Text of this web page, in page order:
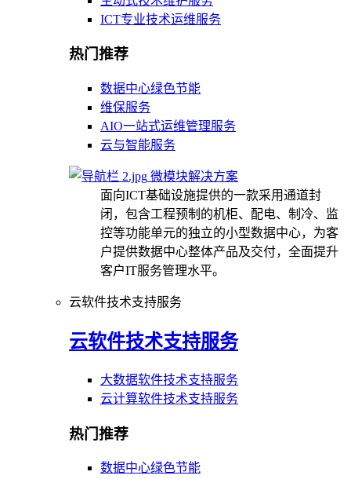
ICT专业技术运维服务
热门推荐
数据中心绿色节能
维保服务
AIO一站式运维管理服务
云与智能服务
微模块解决方案
面向ICT基础设施提供的一款采用通道封
闭，包含工程预制的机柜、配电、制冷、监
控等功能单元的独立的小型数据中心，为客
户提供数据中心整体产品及交付，全面提升
客户IT服务管理水平。
云软件技术支持服务
云软件技术支持服务
大数据软件技术支持服务
云计算软件技术支持服务
热门推荐
数据中心绿色节能